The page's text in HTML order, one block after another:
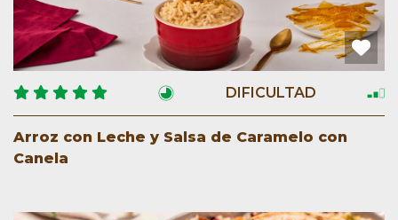
DIFICULTAD
Arroz con Leche y Salsa de Caramelo con
Canela